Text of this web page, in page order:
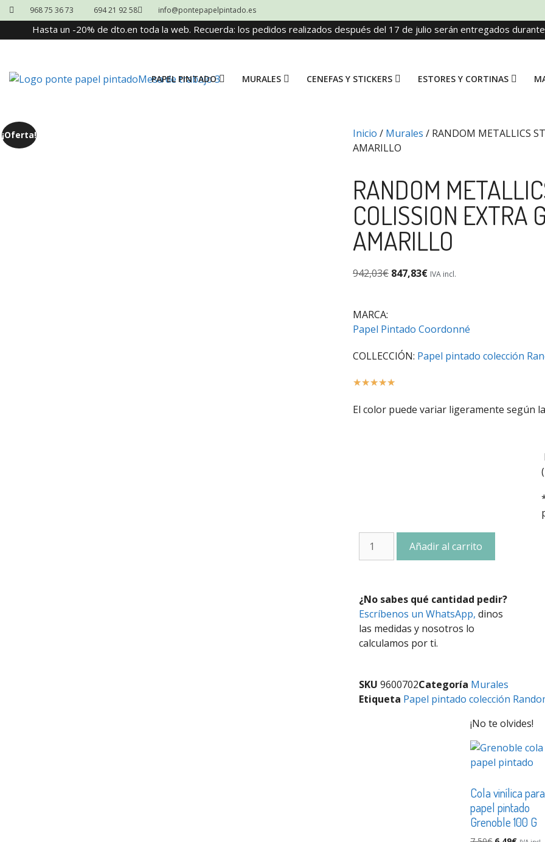
968 75 36 73 694 21 92 58 info@pontepapelpintado.es
Hasta un -20% de dto.en toda la web. Recuerda: los pedidos realizados después del 17 de julio serán entregados
PAPEL PINTADO MURALES CENEFAS Y STICKERS ESTORES Y CORTINAS
¡Oferta! Inicio / Murales / RANDOM METALLICS
AMARILLO
RANDOM
COLISSION EXTRA
AMARILLO
942,03€ 847,83€ IVA incl.
MARCA:
Papel Pintado Coordonné
COLLECCIÓN: Papel pintado colección
☆☆☆☆☆
El color puede variar ligeramente según
Añadir al carrito
¿No sabes qué cantidad pedir?
Escríbenos un WhatsApp, dinos
las medidas y nosotros lo
calculamos por ti.
SKU 9600702Categoría Murales
Etiqueta Papel pintado colección
¡No te olvides!
Cola vinílica para
papel pintado
Grenoble 100 G